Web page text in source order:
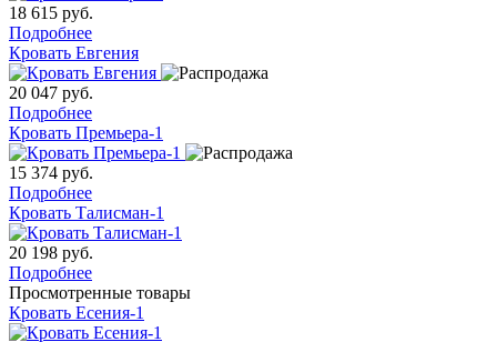
18 615 руб.
Подробнее
Кровать Евгения
20 047 руб.
Подробнее
Кровать Премьера-1
15 374 руб.
Подробнее
Кровать Талисман-1
20 198 руб.
Подробнее
Просмотренные товары
Кровать Есения-1